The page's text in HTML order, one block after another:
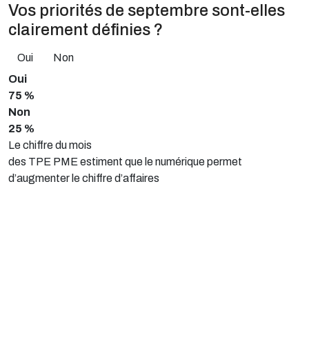
Vos priorités de septembre sont-elles
clairement définies ?
Oui
Non
Oui
75 %
Non
25 %
Le chiffre du mois
des TPE PME estiment que le numérique permet
d’augmenter le chiffre d’affaires